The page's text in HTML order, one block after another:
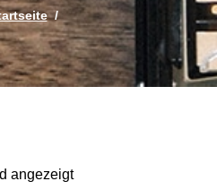
/
angezeigt